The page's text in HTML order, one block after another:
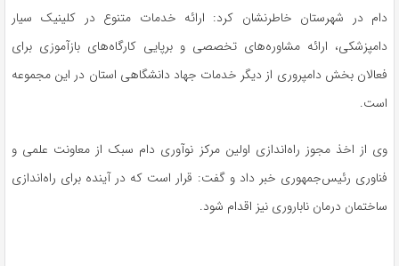
دام در شهرستان خاطرنشان کرد: ارائه خدمات متنوع در کلینیک سیار
دامپزشکی، ارائه مشاوره‌های تخصصی و برپایی کارگاه‌های بازآموزی برای
فعالان بخش دامپروری از دیگر خدمات جهاد دانشگاهی استان در این مجموعه
است.
وی از اخذ مجوز راه‌اندازی اولین مرکز نوآوری دام سبک از معاونت علمی و
فناوری رئیس‌جمهوری خبر داد و گفت: قرار است که در آینده برای راه‌اندازی
ساختمان درمان ناباروری نیز اقدام شود.